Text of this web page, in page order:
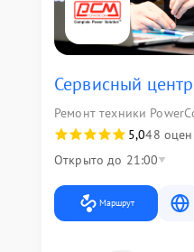
Сервисный
Ремонт техники
5,048
Открыто до 21:00
Маршрут